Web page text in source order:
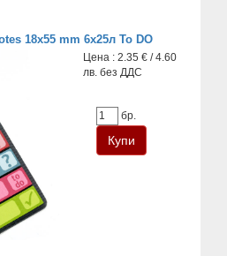
18x55 mm 6x25л To DO
Цена : 2.35 € / 4.60
лв. без ДДС
бр.